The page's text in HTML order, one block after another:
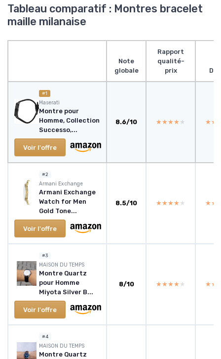
Tableau comparatif : Montres bracelet
maille milanaise
Note
globale
Rapport
qualité-
prix
#1
Maserati
Montre pour
Homme, Collection
Successo,...
Voir l'offre
8.6/10 ★★★★★
★★★★★
#2
Armani Exchange
Armani Exchange
Watch for Men
Gold Tone...
Voir l'offre
8.5/10 ★★★★★
★★★★★
#3
MAISON DU TEMPS
Montre Quartz
pour Homme
Miyota Silver B...
Voir l'offre
8/10 ★★★★★
★★★★★
#4
MAISON DU TEMPS
Montre Quartz